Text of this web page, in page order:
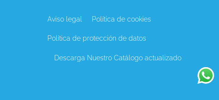
Aviso legal Política de cookies
Política de protección de datos
Descarga Nuestro Catálogo actualizado